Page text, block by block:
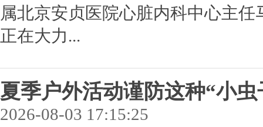
属北京安贞医院心脏内科中心主
正在大力...
夏季户外活动谨防这种“小虫
2026-08-03 17:15:25